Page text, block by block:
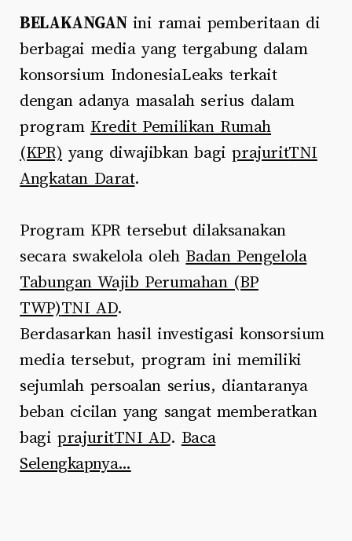
BELAKANGAN ini ramai pemberitaan di
berbagai media yang tergabung dalam
konsorsium IndonesiaLeaks terkait
dengan adanya masalah serius dalam
program Kredit Pemilikan Rumah
(KPR) yang diwajibkan bagiprajuritTNI
Angkatan Darat.
Program KPR tersebut dilaksanakan
secara swakelola oleh Badan Pengelola
Tabungan Wajib Perumahan (BP
TWP)TNI AD.
Berdasarkan hasil investigasi konsorsium
media tersebut, program ini memiliki
sejumlah persoalan serius, diantaranya
beban cicilan yang sangat memberatkan
bagiprajuritTNI AD. Baca
Selengkapnya…